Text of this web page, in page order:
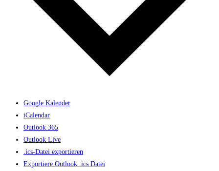
Google Kalender
iCalendar
Outlook 365
Outlook Live
.ics-Datei exportieren
Exportiere Outlook .ics Datei